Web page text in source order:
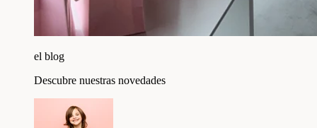
el blog
Descubre nuestras novedades